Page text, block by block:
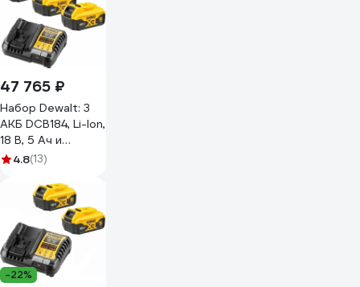
47 765 ₽
Набор Dewalt: 3
АКБ DCB184, Li-Ion,
18 В, 5 Ач и
зарядное
DCB1104, 12/18 В, 4
A DCB1104P3
DCB1104P3-QW
4.8(13)
-22%